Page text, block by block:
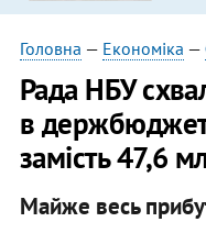
Головна — Економіка —
Рада НБУ
в
замість 47,6
Майже весь